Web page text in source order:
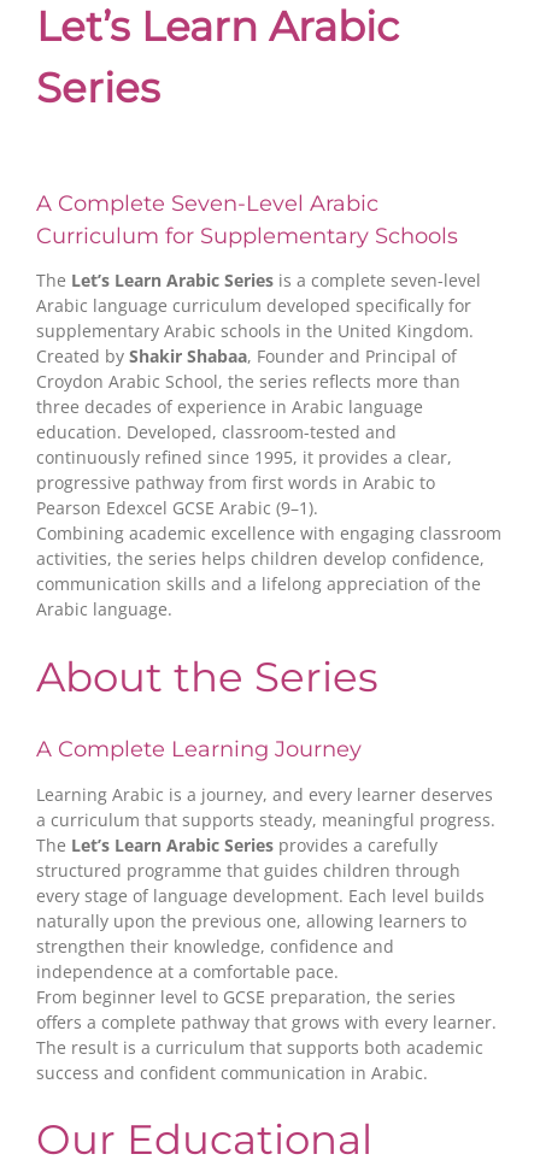
Let’s Learn Arabic
Series
A Complete Seven-Level Arabic
Curriculum for Supplementary Schools
The Let’s Learn Arabic Series is a complete seven-level
Arabic language curriculum developed specifically for
supplementary Arabic schools in the United Kingdom.
Created by Shakir Shabaa, Founder and Principal of
Croydon Arabic School, the series reflects more than
three decades of experience in Arabic language
education. Developed, classroom-tested and
continuously refined since 1995, it provides a clear,
progressive pathway from first words in Arabic to
Pearson Edexcel GCSE Arabic (9–1).
Combining academic excellence with engaging classroom
activities, the series helps children develop confidence,
communication skills and a lifelong appreciation of the
Arabic language.
About the Series
A Complete Learning Journey
Learning Arabic is a journey, and every learner deserves
a curriculum that supports steady, meaningful progress.
The Let’s Learn Arabic Series provides a carefully
structured programme that guides children through
every stage of language development. Each level builds
naturally upon the previous one, allowing learners to
strengthen their knowledge, confidence and
independence at a comfortable pace.
From beginner level to GCSE preparation, the series
offers a complete pathway that grows with every learner.
The result is a curriculum that supports both academic
success and confident communication in Arabic.
Our Educational